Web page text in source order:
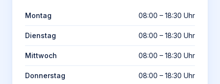
Montag 08:00 – 18:30 Uhr
Dienstag 08:00 – 18:30 Uhr
Mittwoch 08:00 – 18:30 Uhr
Donnerstag 08:00 – 18:30 Uhr